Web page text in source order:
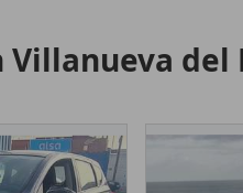
Villanueva